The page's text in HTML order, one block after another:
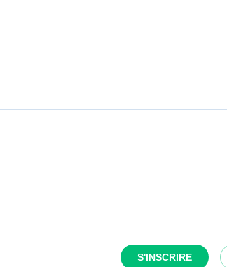
S'INSCRIRE